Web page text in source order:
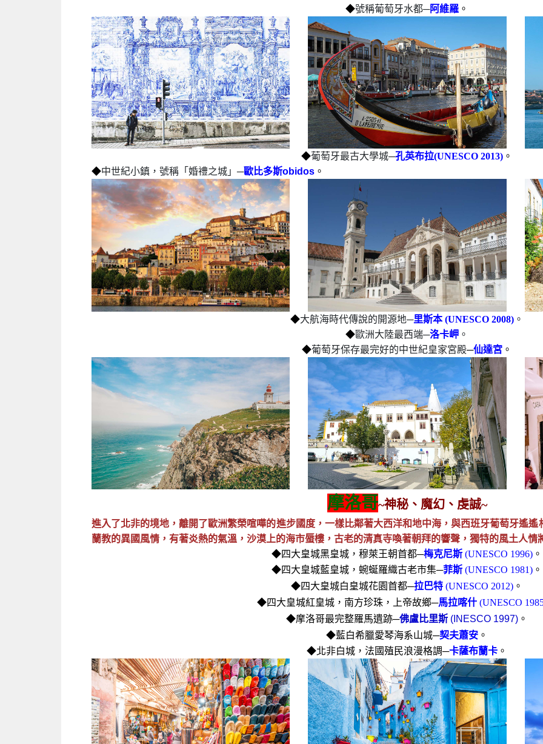
◆號稱葡萄牙水都─阿維羅 。
◆葡萄牙最古大學城─孔英布拉(UNESCO 2013) 。
◆中世紀小鎮，號稱「婚禮之城」 ─歐比多斯obidos。
◆大航海時代傳說的開源地─里斯本(UNESCO 2008) 。
◆歐洲大陸最西端─洛卡岬 。
◆葡萄牙保存最完好的中世紀皇家宮殿─仙達宮 。
摩洛哥~神秘、魔幻、虔誠~
進入了北非的境地，離開了歐洲繁榮喧嘩的進步國度，一樣比鄰著大西洋和地中海，與西班牙葡萄牙遙
蘭教的異國風情，有著炎熱的氣溫，沙漠上的海市蜃樓，古老的清真寺喚著朝拜的響聲，獨特的風土人情
◆四大皇城黑皇城，穆萊王朝首都─梅克尼斯 (UNESCO 1996) 。
◆四大皇城藍皇城，蜿蜒羅織古老市集─菲斯 (UNESCO 1981) 。
◆四大皇城白皇城花園首都─拉巴特 (UNESCO 2012) 。
◆四大皇城紅皇城，南方珍珠，上帝故鄉─馬拉喀什 (UNESCO
◆摩洛哥最完整羅馬遺跡─佛盧比里斯 (INESCO 1997) 。
◆藍白希臘愛琴海系山城─契夫蕭安 。
◆北非白城，法國殖民浪漫格調─卡薩布蘭卡 。